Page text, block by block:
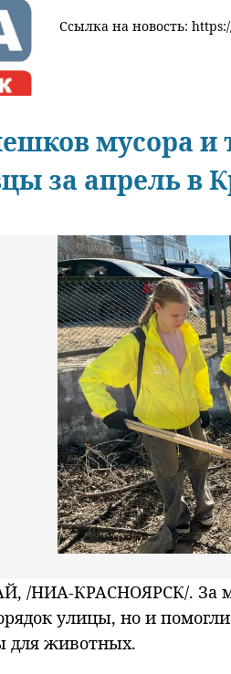
Ссылка на новость:
мусора
за апрель в
/НИА-КРАСНОЯРСК/. За
улицы, но и
для животных.